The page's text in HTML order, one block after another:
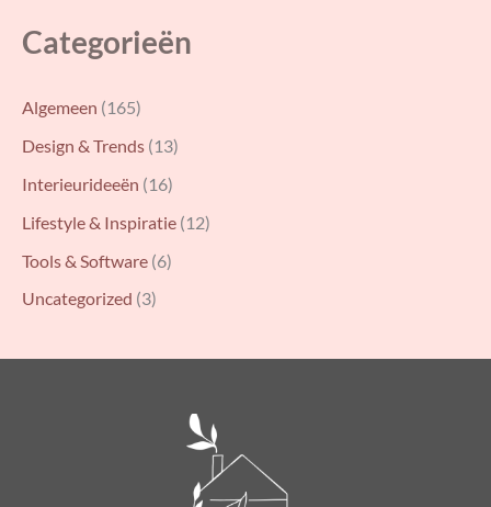
Categorieën
Algemeen (165)
Design & Trends (13)
Interieurideeën (16)
Lifestyle & Inspiratie (12)
Tools & Software (6)
Uncategorized (3)